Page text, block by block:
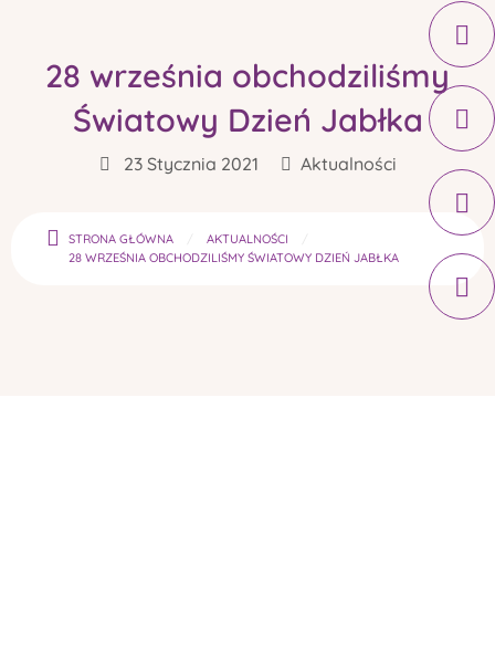
28 września obchodziliśmy
Światowy Dzień Jabłka
23 Stycznia 2021 Aktualności
STRONA GŁÓWNA
AKTUALNOŚCI
28 WRZEŚNIA OBCHODZILIŚMY ŚWIATOWY DZIEŃ JABŁKA